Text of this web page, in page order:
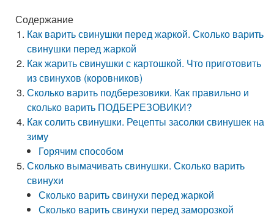
Содержание
Как варить свинушки перед жаркой. Сколько варить
свинушки перед жаркой
Как жарить свинушки с картошкой. Что приготовить
из свинухов (коровников)
Сколько варить подберезовики. Как правильно и
сколько варить ПОДБЕРЕЗОВИКИ?
Как солить свинушки. Рецепты засолки свинушек на
зиму
Горячим способом
Сколько вымачивать свинушки. Сколько варить
свинухи
Сколько варить свинухи перед жаркой
Сколько варить свинухи перед заморозкой